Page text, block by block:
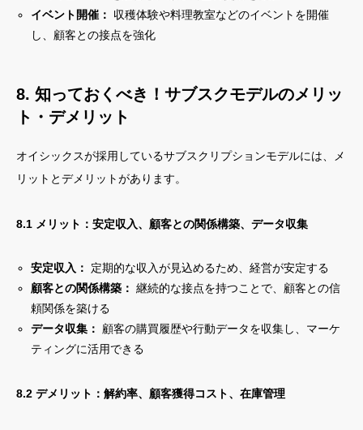
イベント開催：
収穫体験や料理教室などのイベントを開催
し、顧客との接点を強化
8. 知っておくべき！サブスクモデルのメリッ
ト・デメリット
オイシックスが採用しているサブスクリプションモデルには、メ
リットとデメリットがあります。
8.1 メリット：安定収入、顧客との関係構築、データ収集
安定収入：
定期的な収入が見込めるため、経営が安定する
顧客との関係構築： 継続的な接点を持つことで、顧客との信
頼関係を築ける
データ収集：
顧客の購買履歴や行動データを収集し、マーケ
ティングに活用できる
8.2 デメリット：解約率、顧客獲得コスト、在庫管理